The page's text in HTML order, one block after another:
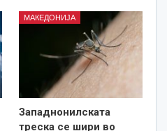
МАКЕДОНИЈА
Западнонилската
треска се шири во